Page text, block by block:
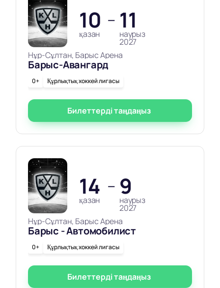
10
қазан
— 11
наурыз
2027
Нұр-Сұлтан, Барыс Арена
Барыс-Авангард
0+ Құрлықтық хоккей лигасы
Билеттерді таңдаңыз
14
қазан
— 9
наурыз
2027
Нұр-Сұлтан, Барыс Арена
Барыс - Автомобилист
0+ Құрлықтық хоккей лигасы
Билеттерді таңдаңыз